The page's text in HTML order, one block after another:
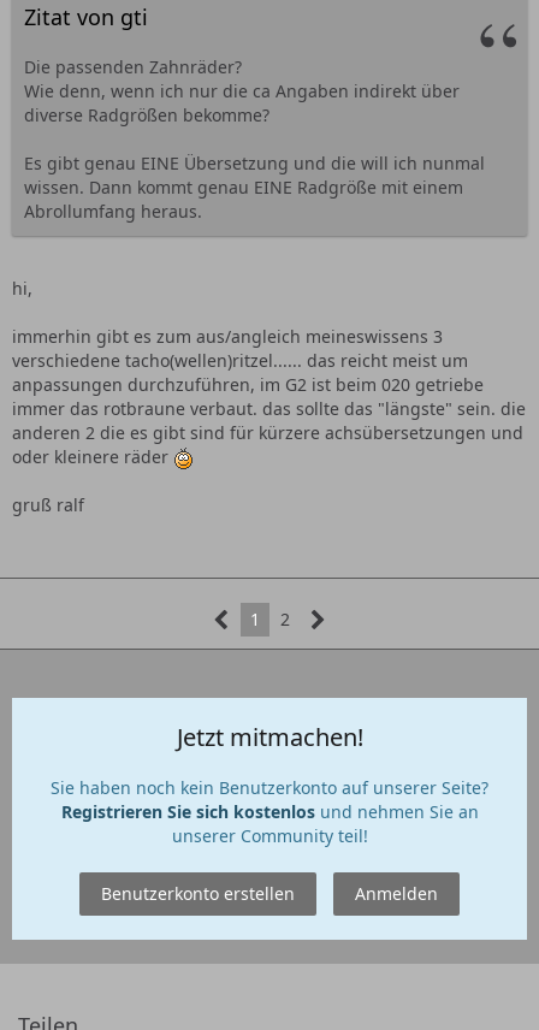
Zitat von gti
Die passenden Zahnräder?
Wie denn, wenn ich nur die ca Angaben indirekt über
diverse Radgrößen bekomme?
Es gibt genau EINE Übersetzung und die will ich nunmal
wissen. Dann kommt genau EINE Radgröße mit einem
Abrollumfang heraus.
hi,
immerhin gibt es zum aus/angleich meineswissens 3
verschiedene tacho(wellen)ritzel...... das reicht meist um
anpassungen durchzuführen, im G2 ist beim 020 getriebe
immer das rotbraune verbaut. das sollte das "längste" sein. die
anderen 2 die es gibt sind für kürzere achsübersetzungen und
oder kleinere räder
gruß ralf
1 2
Jetzt mitmachen!
Sie haben noch kein Benutzerkonto auf unserer Seite?
Registrieren Sie sich kostenlosund nehmen Sie an
unserer Community teil!
Benutzerkonto erstellen Anmelden